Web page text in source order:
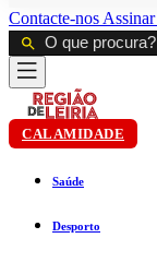
Contacte-nos Assinar
CALAMIDADE
Saúde
Desporto